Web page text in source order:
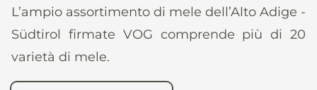
L’ampio assortimento di mele dell’Alto Adige -
Südtirol firmate VOG comprende più di 20
varietà di mele.